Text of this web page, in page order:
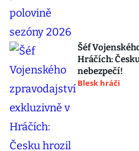
Šéf
Hráčích:
nebezpečí!
Blesk hráči